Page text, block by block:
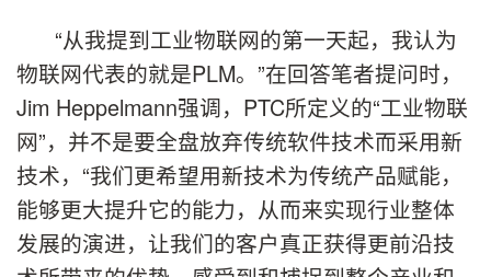
“从我提到工业物联网的第一天起，我认为
物联网代表的就是PLM。”在回答笔者提问时，
Jim Heppelmann强调，PTC所定义的“工业物联
网”，并不是要全盘放弃传统软件技术而采用新
技术，“我们更希望用新技术为传统产品赋能，
能够更大提升它的能力，从而来实现行业整体
发展的演进，让我们的客户真正获得更前沿技